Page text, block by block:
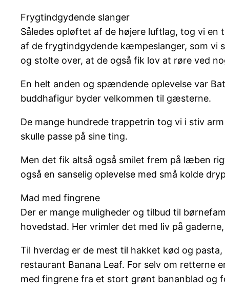
Frygtindgydende slanger
Således opløftet af de højere luftlag, tog vi
af de frygtindgydende kæmpeslanger, som vi
og stolte over, at de også fik lov at røre ved
En helt anden og spændende oplevelse var
buddhafigur byder velkommen til gæsterne.
De mange hundrede trappetrin tog vi i stiv
skulle passe på sine ting.
Men det fik altså også smilet frem på læben
også en sanselig oplevelse med små kolde
Mad med fingrene
Der er mange muligheder og tilbud til
hovedstad. Her vrimler det med liv på
Til hverdag er de mest til hakket kød og
restaurant Banana Leaf. For selv om retterne
med fingrene fra et stort grønt bananblad og